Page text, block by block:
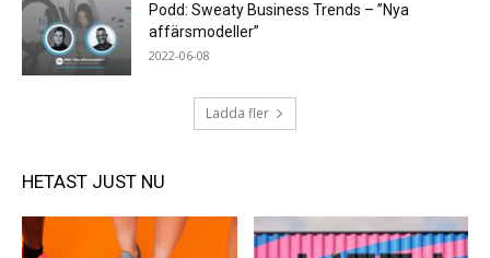
Podd: Sweaty Business Trends – ”Nya
affärsmodeller”
2022-06-08
Ladda fler
HETAST JUST NU